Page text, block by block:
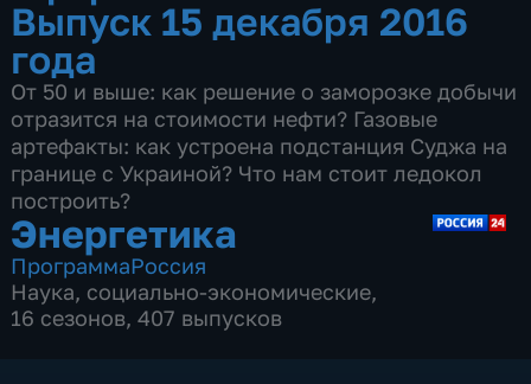
Выпуск 15 декабря 2016
года
От 50 и выше: как решение о заморозке добычи
отразится на стоимости нефти? Газовые
артефакты: как устроена подстанция Суджа на
границе с Украиной? Что нам стоит ледокол
построить?
Энергетика
ПрограммаРоссия
Наука, социально-экономические,
16 сезонов, 407 выпусков